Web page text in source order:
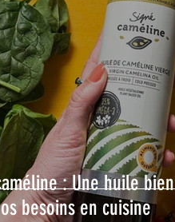
: Une huile bien
besoins en cuisine